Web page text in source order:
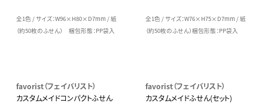
全1色 / サイズ：W96×H80×D7mm / 紙
（約50枚のふせん） 梱包形態：PP袋入
全1色 / サイズ：W76×H75×D7mm / 紙
（約50枚のふせん）梱包形態：PP袋入
favorist（フェイバリスト）
カスタムメイドコンパクトふせん
favorist（フェイバリスト）
カスタムメイドふせん(セット)